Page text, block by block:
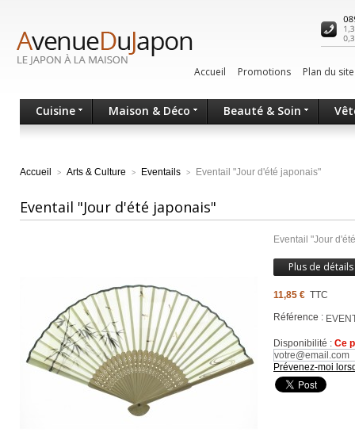
Accueil Promotions Plan du site
Cuisine Maison & Déco Beauté & Soin
Accueil > Arts & Culture > Eventails > Eventail "Jour d'été japonais"
Eventail "Jour d'été japonais"
Eventail "Jour
Plus de détails
11,85 € TTC
Référence :
Disponibilité : Ce
Prévenez-moi